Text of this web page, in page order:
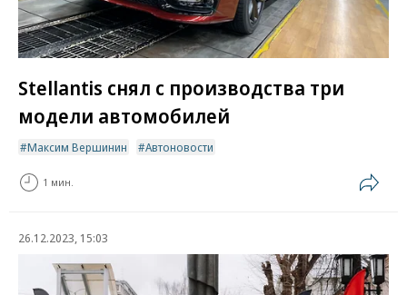
Stellantis снял с производства три
модели автомобилей
Максим Вершинин Автоновости
1 мин.
26.12.2023, 15:03